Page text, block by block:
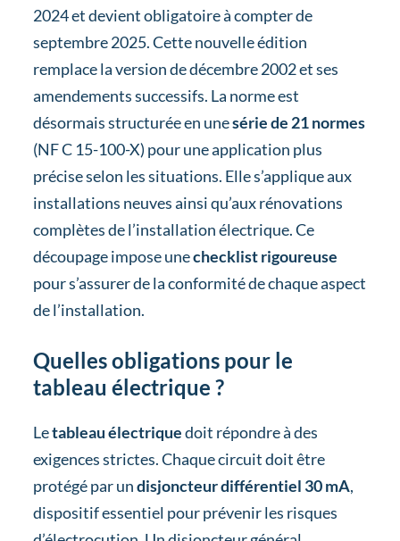
2024 et devient obligatoire à compter de
septembre 2025. Cette nouvelle édition
remplace la version de décembre 2002 et ses
amendements successifs. La norme est
désormais structurée en unesérie de 21 normes
(NF C 15-100-X) pour une application plus
précise selon les situations. Elle s’applique aux
installations neuves ainsi qu’aux rénovations
complètes de l’installation électrique. Ce
découpage impose unechecklist rigoureuse
pour s’assurer de la conformité de chaque aspect
de l’installation.
Quelles obligations pour le
tableau électrique ?
Letableau électriquedoit répondre à des
exigences strictes. Chaque circuit doit être
protégé par undisjoncteur différentiel 30 mA,
dispositif essentiel pour prévenir les risques